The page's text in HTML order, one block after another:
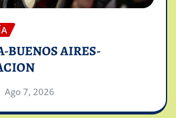
BUENOS AIRES-
Ago 7, 2026